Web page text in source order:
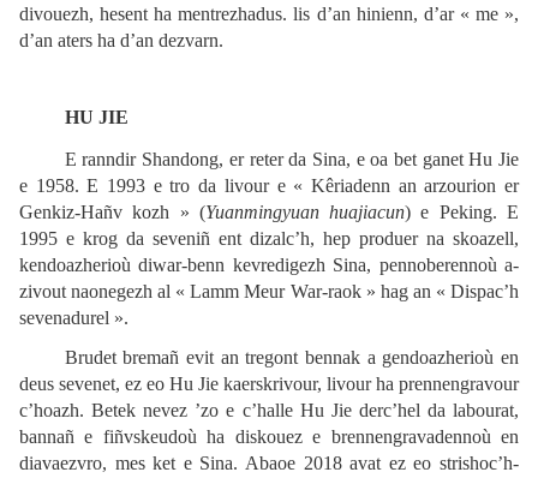
divouezh, hesent ha mentrezhadus. lis d’an hinienn, d’ar « me »,
d’an aters ha d’an dezvarn.
HU JIE
E ranndir Shandong, er reter da Sina, e oa bet ganet Hu Jie
e 1958. E 1993 e tro da livour e « Kêriadenn an arzourion er
Genkiz-Hañv kozh » (Yuanmingyuan huajiacun) e Peking. E
1995 e krog da seveniñ ent dizalc’h, hep produer na skoazell,
kendoazherioùdiwar-benn kevredigezh Sina, pennoberennoù a-
zivout naonegezh al « Lamm Meur War-raok » hag an « Dispac’h
sevenadurel ».
Brudet bremañ evit an tregont bennak a gendoazherioù en
deus sevenet, ez eo Hu Jie kaerskrivour, livour ha prennengravour
c’hoazh. Betek nevez ’zo e c’halle Hu Jie derc’hel da labourat,
bannañ e fiñvskeudoù ha diskouez e brennengravadennoù en
diavaezvro, mes ket e Sina. Abaoe 2018 avat ez eo strishoc’h-